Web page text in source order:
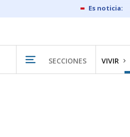
SECCIONES VIVIR